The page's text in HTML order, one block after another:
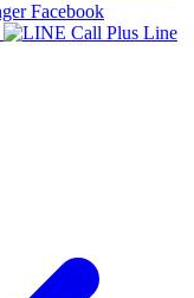
Facebook
Line